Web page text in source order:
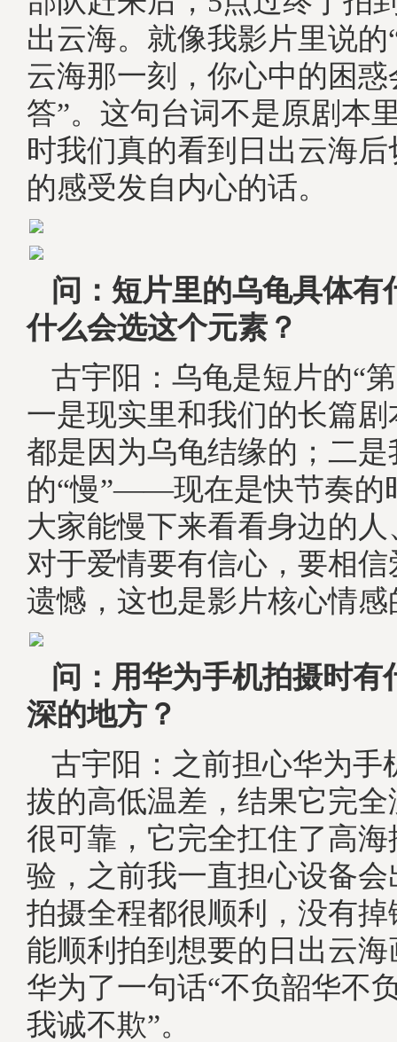
出云海。就像我影片里说的
云海那一刻，你心中的困
答”。这句台词不是原剧本
时我们真的看到日出云海
的感受发自内心的话。
问：短片里的乌龟具体有
什么会选这个元素？
古宇阳：乌龟是短片的“
一是现实里和我们的长篇
都是因为乌龟结缘的；二
的“慢”——现在是快节奏的
大家能慢下来看看身边的
对于爱情要有信心，要相
遗憾，这也是影片核心情感
问：用华为手机拍摄时有
深的地方？
古宇阳：之前担心华为手
拔的高低温差，结果它完
很可靠，它完全扛住了高
验，之前我一直担心设备
拍摄全程都很顺利，没有
能顺利拍到想要的日出云
华为了一句话“不负韶华不
我诚不欺”。